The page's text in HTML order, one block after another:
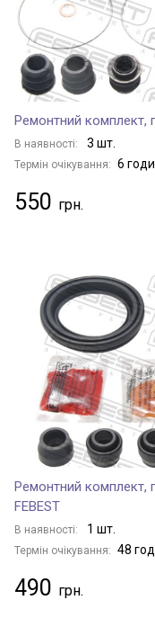
Ремонтний комплект,
В наявності: 3 шт.
Термін очікування: 6
550
Ремонтний комплект,
FEBEST
В наявності: 1 шт.
Термін очікування: 48
490